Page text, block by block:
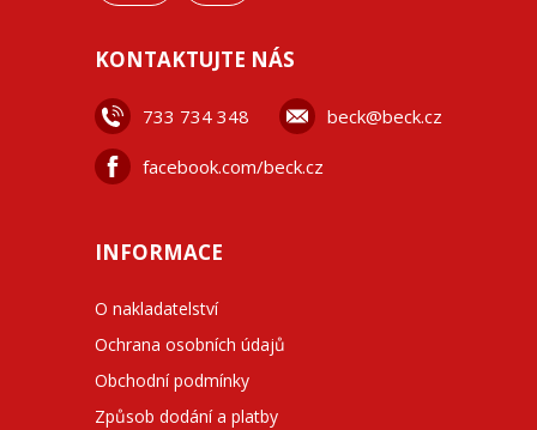
KONTAKTUJTE NÁS
733 734 348 beck@beck.cz
facebook.com/beck.cz
INFORMACE
O nakladatelství
Ochrana osobních údajů
Obchodní podmínky
Způsob dodání a platby